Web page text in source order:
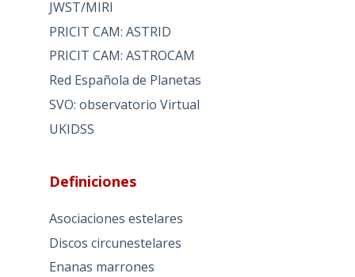
JWST/MIRI
PRICIT CAM: ASTRID
PRICIT CAM: ASTROCAM
Red Española de Planetas
SVO: observatorio Virtual
UKIDSS
Definiciones
Asociaciones estelares
Discos circunestelares
Enanas marrones